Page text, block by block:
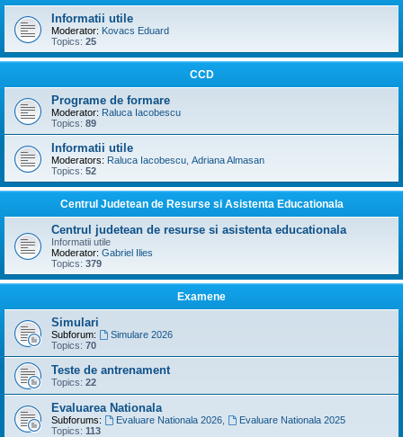
Informatii utile
Moderator: Kovacs Eduard
Topics: 25
CCD
Programe de formare
Moderator: Raluca Iacobescu
Topics: 89
Informatii utile
Moderators: Raluca Iacobescu Adriana Almasan
Topics: 52
Centrul Judetean de Resurse si Asistenta Educationala
Centrul judetean de resurse si asistenta educationala
Informatii utile
Moderator: Gabriel Ilies
Topics: 379
Examene
Simulari
Subforum:
Simulare 2026
Topics: 70
Teste de antrenament
Topics: 22
Evaluarea Nationala
Subforums: Evaluare Nationala 2026,
Evaluare Nationala 2025
Topics: 113